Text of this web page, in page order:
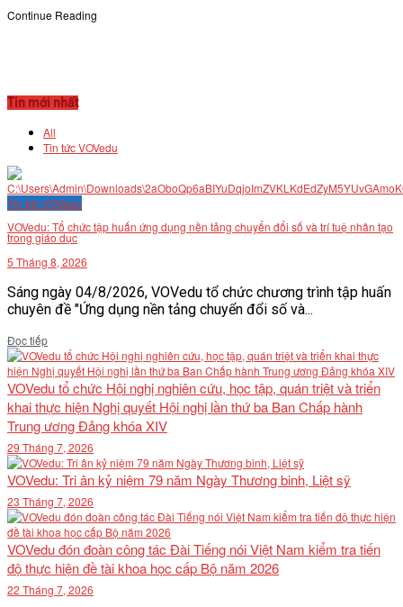
Continue Reading
Tin mới nhất
All
Tin tức VOVedu
Tin tức VOVedu
VOVedu: Tổ chức tập huấn ứng dụng nền tảng chuyển đổi số và trí tuệ nhân tạo
trong giáo dục
5 Tháng 8, 2026
Sáng ngày 04/8/2026, VOVedu tổ chức chương trình tập huấn
chuyên đề "Ứng dụng nền tảng chuyển đổi số và...
Đọc tiếpDetails
VOVedu tổ chức Hội nghị nghiên cứu, học tập, quán triệt và triển
khai thực hiện Nghị quyết Hội nghị lần thứ ba Ban Chấp hành
Trung ương Đảng khóa XIV
29 Tháng 7, 2026
VOVedu: Tri ân kỷ niệm 79 năm Ngày Thương binh, Liệt sỹ
23 Tháng 7, 2026
VOVedu đón đoàn công tác Đài Tiếng nói Việt Nam kiểm tra tiến
độ thực hiện đề tài khoa học cấp Bộ năm 2026
22 Tháng 7, 2026